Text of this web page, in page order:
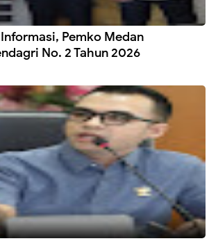
Pemko Medan
No. 2 Tahun 2026